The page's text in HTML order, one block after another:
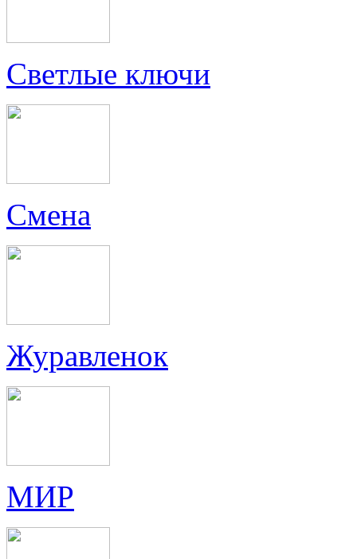
Светлые ключи
Смена
Журавленок
МИР